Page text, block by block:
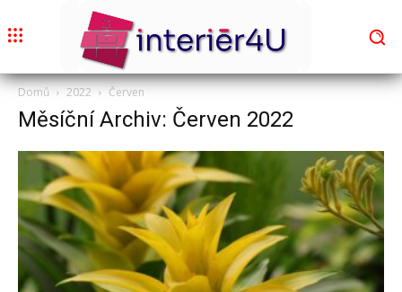
Domů 2022 Červen
Měsíční Archiv: Červen 2022